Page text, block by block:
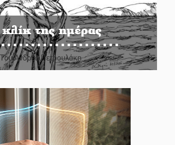
της ημέρας
Του Ανδρέα Πετρουλάκη